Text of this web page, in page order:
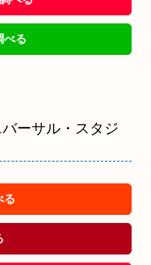
べる
ーサル・スタジ
る